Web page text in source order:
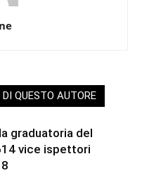
QUESTO AUTORE
graduatoria del
vice ispettori